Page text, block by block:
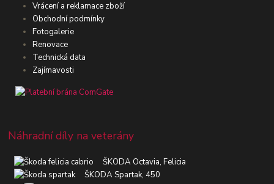
Vrácení a reklamace zboží
Obchodní podmínky
Fotogalerie
Renovace
Technická data
Zajímavosti
Náhradní díly na veterány
ŠKODA Octavia, Felicia
ŠKODA Spartak, 450